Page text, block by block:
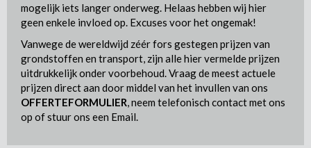
mogelijk iets langer onderweg. Helaas hebben wij hier
geen enkele invloed op. Excuses voor het ongemak!
Vanwege de wereldwijd zéér fors gestegen prijzen van
grondstoffen en transport, zijn alle hier vermelde prijzen
uitdrukkelijk onder voorbehoud. Vraag de meest actuele
prijzen direct aan door middel van het invullen van ons
OFFERTEFORMULIER, neem telefonisch contact met ons
op of stuur ons een Email.